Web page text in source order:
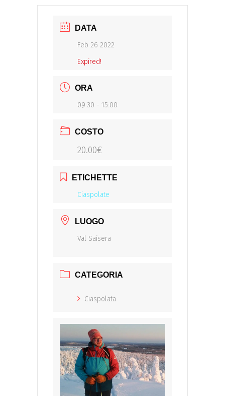
DATA
Feb 26 2022
Expired!
ORA
09:30 - 15:00
COSTO
20.00€
ETICHETTE
Ciaspolate
LUOGO
Val Saisera
CATEGORIA
Ciaspolata